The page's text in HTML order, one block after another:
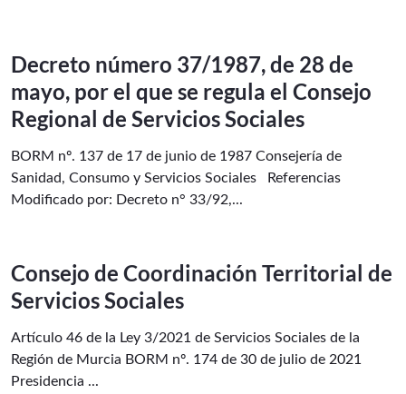
Decreto número 37/1987, de 28 de
mayo, por el que se regula el Consejo
Regional de Servicios Sociales
BORM nº. 137 de 17 de junio de 1987 Consejería de
Sanidad, Consumo y Servicios Sociales Referencias
Modificado por: Decreto n° 33/92,...
Consejo de Coordinación Territorial de
Servicios Sociales
Artículo 46 de la Ley 3/2021 de Servicios Sociales de la
Región de Murcia BORM nº. 174 de 30 de julio de 2021
Presidencia ...